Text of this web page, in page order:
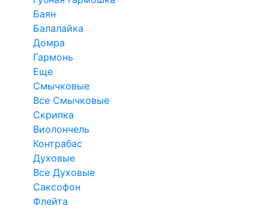
Баян
Балалайка
Домра
Гармонь
Еще
Смычковые
Все Смычковые
Скрипка
Виолончель
Контрабас
Духовые
Все Духовые
Саксофон
Флейта